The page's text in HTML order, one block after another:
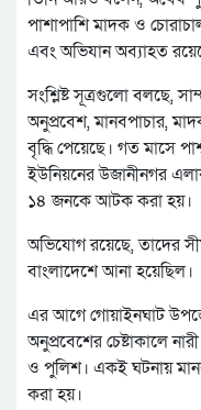
পাশাপাশি মাদক ও
এবং অভিযান অব্যাহত
সংশ্লিষ্ট সূত্রগুলো বলছে,
অনুপ্রবেশ, মানবপাচার,
বৃদ্ধি পেয়েছে। গত মাসে
ইউনিয়নের উজানীনগর
১৪ জনকে আটক করা হয়।
অভিযোগ রয়েছে, তাদের
বাংলাদেশে আনা হয়েছিল।
এর আগে গোয়াইনঘাট
অনুপ্রবেশের চেষ্টাকালে
ও পুলিশ। একই ঘটনায়
করা হয়।